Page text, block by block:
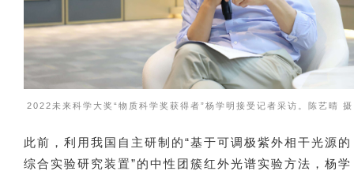
2022未来科学大奖“物质科学奖获得者”杨学明接受记者采访。陈艺晴 摄
此前，利用我国自主研制的“基于可调极紫外相干光源的
综合实验研究装置”的中性团簇红外光谱实验方法，杨学